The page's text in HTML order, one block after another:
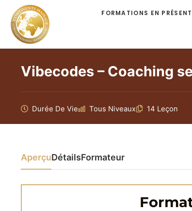
FORMATIONS EN
Vibecodes – Coaching
Durée De Vie Tous Niveaux 14 Leçon
AperçuDétailsFormateur